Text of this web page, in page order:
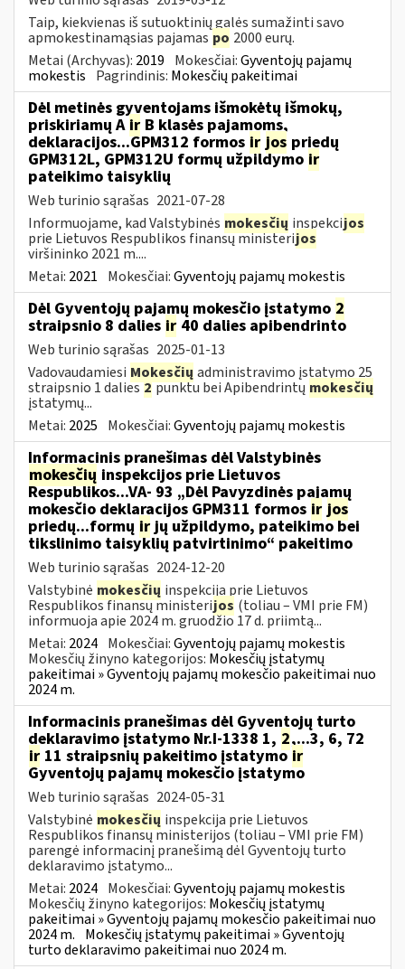
Taip, kiekvienas iš sutuoktinių galės sumažinti savo
apmokestinamąsias pajamas po 2000 eurų.
Metai (Archyvas): 2019 Mokesčiai:Gyventojų pajamų
mokestis Pagrindinis: Mokesčių pakeitimai
Dėl metinės gyventojams išmokėtų išmokų,
priskiriamų A ir B klasės pajamoms,
deklaracijos...GPM312 formos ir jos priedų
GPM312L, GPM312U formų užpildymo ir
pateikimo taisyklių
Web turinio sąrašas 2021-07-28
Informuojame, kad Valstybinės mokesčių inspekcijos
prie Lietuvos Respublikos finansų ministerijos
viršininko 2021 m....
Metai: 2021 Mokesčiai:Gyventojų pajamų mokestis
Dėl Gyventojų pajamų mokesčio įstatymo 2
straipsnio 8 dalies ir 40 dalies apibendrinto
Web turinio sąrašas 2025-01-13
Vadovaudamiesi Mokesčių administravimo įstatymo 25
straipsnio 1 dalies2punktu bei Apibendrintų mokesčių
įstatymų...
Metai: 2025 Mokesčiai:Gyventojų pajamų mokestis
Informacinis pranešimas dėl Valstybinės
mokesčių inspekcijos prie Lietuvos
Respublikos...VA- 93 „Dėl Pavyzdinės pajamų
mokesčio deklaracijos GPM311 formos ir jos
priedų...formų irjų užpildymo, pateikimo bei
tikslinimo taisyklių patvirtinimo“ pakeitimo
Web turinio sąrašas 2024-12-20
Valstybinė mokesčių inspekcija prie Lietuvos
Respublikos finansų ministerijos (toliau – VMI prie FM)
informuoja apie 2024 m. gruodžio 17 d. priimtą...
Metai: 2024 Mokesčiai:Gyventojų pajamų mokestis
Mokesčių žinyno kategorijos: Mokesčių įstatymų
pakeitimai » Gyventojų pajamų mokesčio pakeitimai nuo
2024 m.
Informacinis pranešimas dėl Gyventojų turto
deklaravimo įstatymo Nr.I-1338 1, 2,...3, 6, 72
ir 11 straipsnių pakeitimo įstatymoir
Gyventojų pajamų mokesčio įstatymo
Web turinio sąrašas 2024-05-31
Valstybinė mokesčių inspekcija prie Lietuvos
Respublikos finansų ministerijos (toliau – VMI prie FM)
parengė informacinį pranešimą dėl Gyventojų turto
deklaravimo įstatymo...
Metai: 2024 Mokesčiai:Gyventojų pajamų mokestis
Mokesčių žinyno kategorijos: Mokesčių įstatymų
pakeitimai » Gyventojų pajamų mokesčio pakeitimai nuo
2024 m. Mokesčių įstatymų pakeitimai » Gyventojų
turto deklaravimo pakeitimai nuo 2024 m.